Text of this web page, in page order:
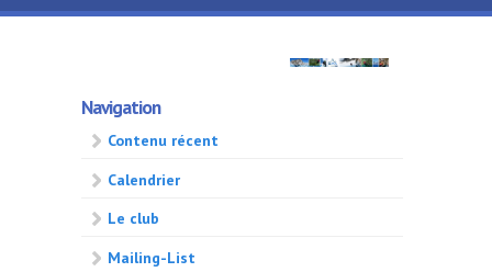
Aller au contenu principal
GMA
500
Navigation
Contenu récent
Calendrier
Le club
Mailing-List